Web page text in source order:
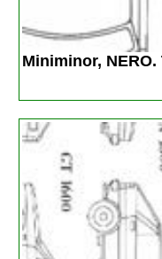
Miniminor,